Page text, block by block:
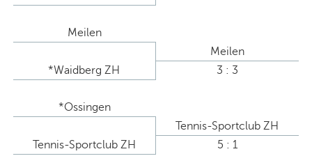
Meilen
Meilen
*Waidberg ZH
3 : 3
*Ossingen
Tennis-Sportclub ZH
Tennis-Sportclub ZH
5 : 1